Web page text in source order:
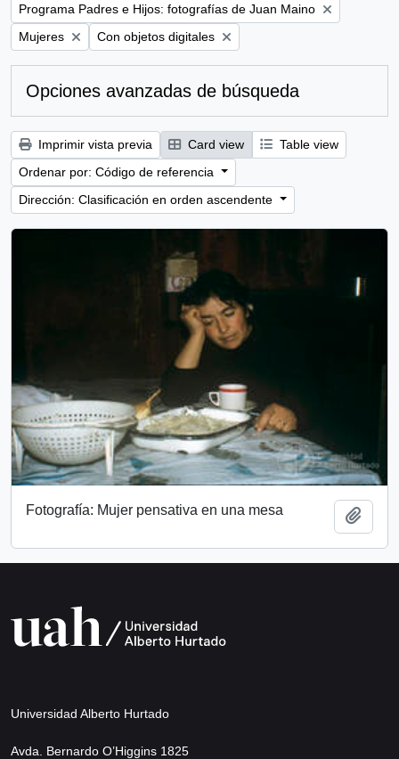
Remove filter:
Programa Padres e Hijos: fotografías de Juan Maino
Remove filter:
Mujeres Remove filter:
Con objetos digitales
Opciones avanzadas de búsqueda
Imprimir vista previa Card view
Table view
Ordenar por: Código de referencia
Dirección: Clasificación en orden ascendente
Fotografía: Mujer pensativa en una mesa
Universidad Alberto Hurtado
Avda. Bernardo O’Higgins 1825